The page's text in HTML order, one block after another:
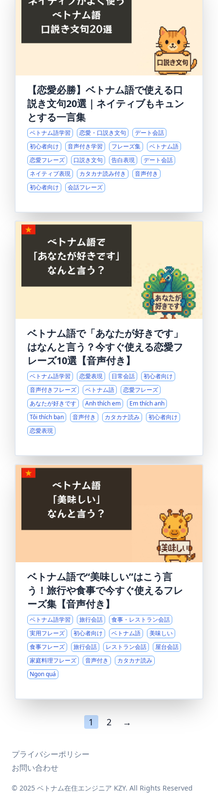
【恋愛必勝】ベトナム語で使える口
説き文句20選｜ネイティブもキュン
とする一言集
ベトナム語学習 恋愛・口説き文句
デート会話
初心者向け
音声付き学習 フレーズ集
ベトナム語
恋愛フレーズ
口説き文句 告白表現
デート会話
ネイティブ表現
カタカナ読み付き
音声付き
初心者向け
会話フレーズ
ベトナム語で「あなたが好きです」
はなんと言う？今すぐ使える恋愛フ
レーズ10選【音声付き】
ベトナム語学習 恋愛表現 日常会話
初心者向け
音声付きフレーズ
ベトナム語
恋愛フレーズ
あなたが好きです
Anh thích em
Em thích anh
Tôi thích bạn
音声付き カタカナ読み
初心者向け
恋愛表現
ベトナム語で“美味しい”はこう言
う！旅行や食事で今すぐ使えるフレ
ーズ集【音声付き】
ベトナム語学習 旅行会話
食事・レストラン会話
実用フレーズ
初心者向け ベトナム語
美味しい
食事フレーズ
旅行会話 レストラン会話
屋台会話
家庭料理フレーズ
音声付き
カタカナ読み
Ngon quá
1 2 →
プライバシーポリシー
お問い合わせ
© 2025 ベトナム在住エンジニア KZY. All Rights Reserved